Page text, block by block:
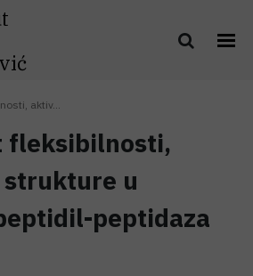
aktiv...
fleksibilnosti,
u
peptidaza